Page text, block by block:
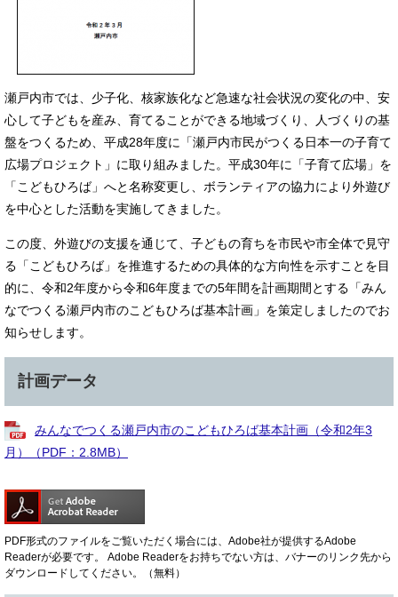
瀬戸内市では、少子化、核家族化など急速な社会状況の変化の中、安
心して子どもを産み、育てることができる地域づくり、人づくりの基
盤をつくるため、平成28年度に「瀬戸内市民がつくる日本一の子育て
広場プロジェクト」に取り組みました。平成30年に「子育て広場」を
「こどもひろば」へと名称変更し、ボランティアの協力により外遊び
を中心とした活動を実施してきました。
この度、外遊びの支援を通じて、子どもの育ちを市民や市全体で見守
る「こどもひろば」を推進するための具体的な方向性を示すことを目
的に、令和2年度から令和6年度までの5年間を計画期間とする「みん
なでつくる瀬戸内市のこどもひろば基本計画」を策定しましたのでお
知らせします。
計画データ
みんなでつくる瀬戸内市のこどもひろば基本計画（令和2年3
月）（PDF：2.8MB）
PDF形式のファイルをご覧いただく場合には、Adobe社が提供するAdobe
Readerが必要です。
Adobe Readerをお持ちでない方は、バナーのリンク先から
ダウンロードしてください。（無料）